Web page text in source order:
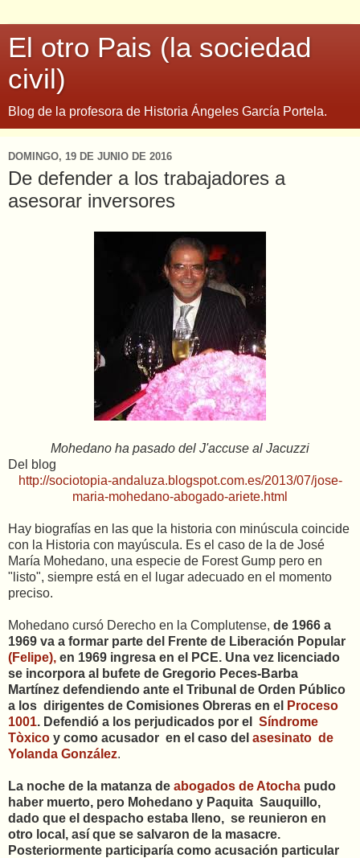
El otro Pais (la sociedad
civil)
Blog de la profesora de Historia Ángeles García Portela.
DOMINGO, 19 DE JUNIO DE 2016
De defender a los trabajadores a
asesorar inversores
Mohedano ha pasado del J'accuse al Jacuzzi
Del blog
http://sociotopia-andaluza.blogspot.com.es/2013/07/jose-
maria-mohedano-abogado-ariete.html
Hay biografías en las que la historia con minúscula coincide
con la Historia con mayúscula. Es el caso de la de José
María Mohedano, una especie de Forest Gump pero en
"listo", siempre está en el lugar adecuado en el momento
preciso.
Mohedano cursó Derecho en la Complutense, de 1966 a
1969 va a formar parte del Frente de Liberación Popular
(Felipe), en 1969 ingresa en el PCE. Una vez licenciado
se incorpora al bufete de Gregorio Peces-Barba
Martínez defendiendo ante el Tribunal de Orden Público
a los dirigentes de Comisiones Obreras en el
Proceso
1001. Defendió a los perjudicados por el
Síndrome
Tòxico y como acusador en el caso del asesinato de
Yolanda González.
La noche de la matanza de abogados de Atocha pudo
haber muerto, pero Mohedano y Paquita Sauquillo,
dado que el despacho estaba lleno, se reunieron en
otro local, así que se salvaron de la masacre.
Posteriormente participaría como acusación particular